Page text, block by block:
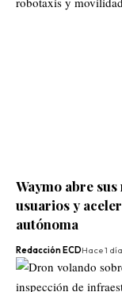
Waymo abre
usuarios y
autónoma
Redacción ECDHace 1 día